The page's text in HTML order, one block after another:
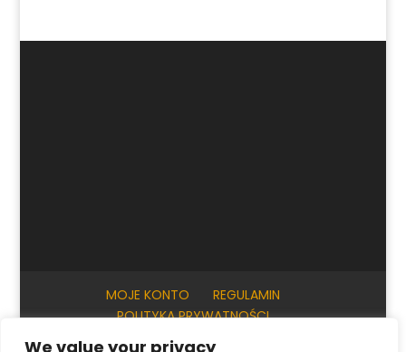
We value your privacy
MOJE KONTO
REGULAMIN
POLITYKA PRYWATNOŚCI
INFORMACJE PRAKTYCZNE